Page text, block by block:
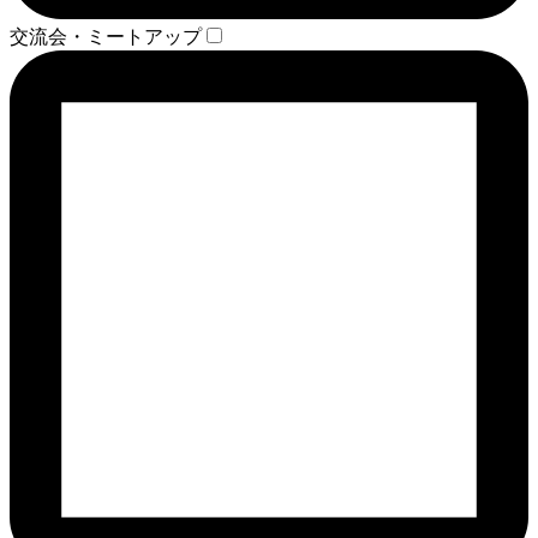
交流会・ミートアップ